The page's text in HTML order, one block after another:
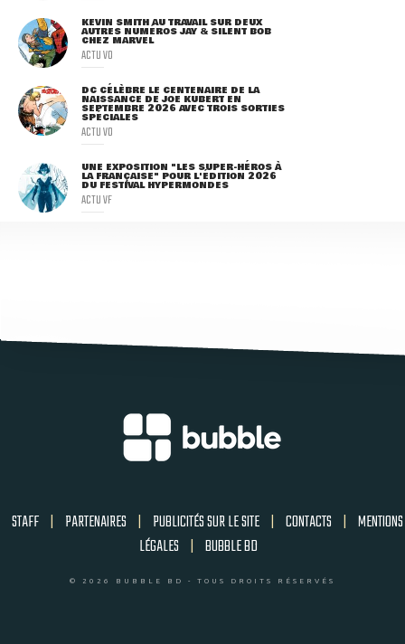
KEVIN SMITH AU TRAVAIL SUR DEUX
AUTRES NUMÉROS JAY & SILENT BOB
CHEZ MARVEL
ACTU VO
DC CÉLÈBRE LE CENTENAIRE DE LA
NAISSANCE DE JOE KUBERT EN
SEPTEMBRE 2026 AVEC TROIS SORTIES
SPÉCIALES
ACTU VO
UNE EXPOSITION "LES SUPER-HÉROS À
LA FRANÇAISE" POUR L'ÉDITION 2026
DU FESTIVAL HYPERMONDES
ACTU VF
STAFF | PARTENAIRES | PUBLICITÉS SUR LE SITE | CONTACTS | MENTIONS
LÉGALES | BUBBLE BD
© 2026 BUBBLE BD - TOUS DROITS RÉSERVÉS